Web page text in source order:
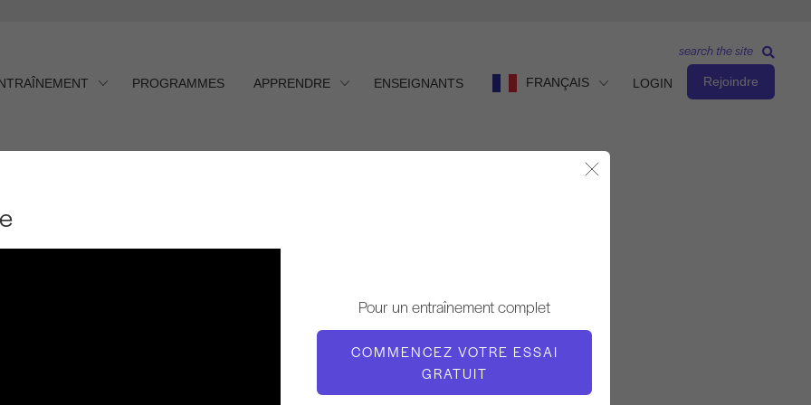
PROGRAMMES APPRENDRE ENSEIGNANTS FRANÇAIS LOGIN Rejoindre
search the site
Pour un entraînement complet
COMMENCEZ VOTRE ESSAI
GRATUIT
Alisa Wyatt
L'HEURE DE LA VIDÉO
4:54